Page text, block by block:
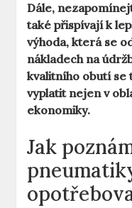
Dále,
také přispívají k
výhoda, která se
nákladech na
kvalitního obutíse
vyplatit nejen v
ekonomiky.
Jak